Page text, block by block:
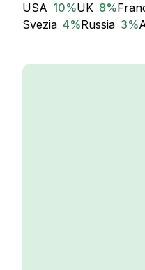
USA 10%UK 8%
Svezia 4%Russia 3%